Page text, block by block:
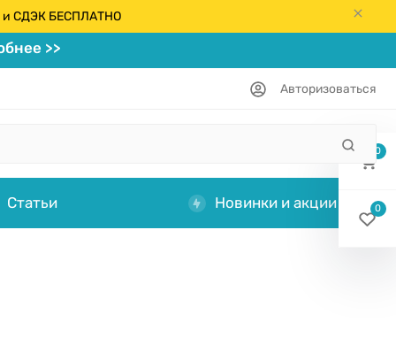
и СДЭК БЕСПЛАТНО
>>
Авторизоваться
Статьи Новинки и акции
0
0